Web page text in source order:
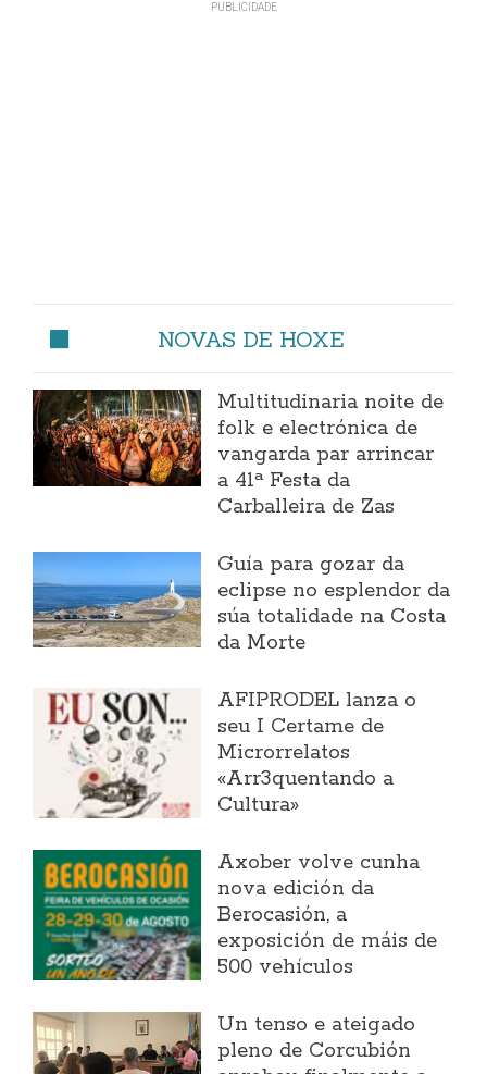
NOVAS DE HOXE
Multitudinaria noite de
folk e electrónica de
vangarda par arrincar
a 41ª Festa da
Carballeira de Zas
Guía para gozar da
eclipse no esplendor da
súa totalidade na Costa
da Morte
AFIPRODEL lanza o
seu I Certame de
Microrrelatos
«Arr3quentando a
Cultura»
Axober volve cunha
nova edición da
Berocasión, a
exposición de máis de
500 vehículos
Un tenso e ateigado
pleno de Corcubión